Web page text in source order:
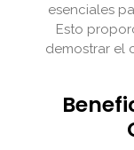
esenciales
Esto
demostrar el